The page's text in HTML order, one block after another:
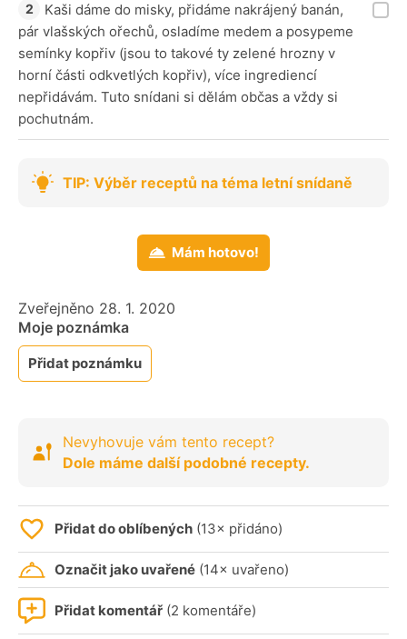
Kaši dáme do misky, přidáme nakrájený banán,
pár vlašských ořechů, osladíme medem a posypeme
semínky kopřiv (jsou to takové ty zelené hrozny v
horní části odkvetlých kopřiv), více ingrediencí
nepřidávám. Tuto snídani si dělám občas a vždy si
pochutnám.
TIP: Výběr receptů na téma letní snídaně
Mám hotovo!
Zveřejněno 28. 1. 2020
Moje poznámka
Přidat poznámku
Nevyhovuje vám tento recept?
Dole máme další podobné recepty.
Přidat do oblíbených (13× přidáno)
Označit jako uvařené (14× uvařeno)
Přidat komentář (2 komentáře)